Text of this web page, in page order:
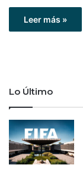
Leer más »
Lo Último